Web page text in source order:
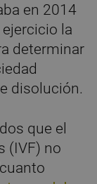
en 2014
la
determinar
disolución.
que el
(IVF) no